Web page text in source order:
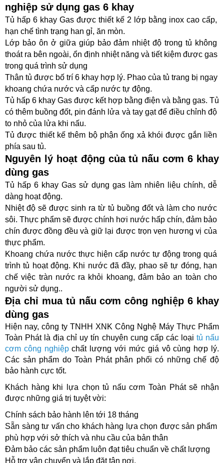
nghiệp sử dụng gas 6 khay
Tủ hấp 6 khay Gas được thiết kế 2 lớp bằng inox cao cấp,
hạn chế tình trạng han gỉ, ăn mòn.
Lớp bảo ôn ở giữa giúp bảo đảm nhiệt độ trong tủ không
thoát ra bên ngoài, ổn định nhiệt năng và tiết kiệm được gas
trong quá trình sử dụng
Thân tủ được bố trí 6 khay hợp lý. Phao của tủ trang bị ngay
khoang chứa nước và cấp nước tự động.
Tủ hấp 6 khay Gas được kết hợp bằng điện và bằng gas. Tủ
có thêm buồng đốt, pin đánh lửa và tay gạt để điều chỉnh độ
to nhỏ của lửa khi nấu.
Tủ được thiết kế thêm bộ phận ống xả khói được gắn liền
phía sau tủ.
Nguyên lý hoạt động của tủ nấu cơm 6 khay
dùng gas
Tủ hấp 6 khay Gas sử dụng gas làm nhiên liệu chính, dễ
dàng hoạt động.
Nhiệt độ sẽ được sinh ra từ tủ buồng đốt và làm cho nước
sôi. Thực phẩm sẽ được chính hơi nước hấp chín, đảm bảo
chín được đồng đều và giữ lại được trọn vẹn hương vị của
thực phẩm.
Khoang chứa nước thực hiện cấp nước tự động trong quá
trình tủ hoạt động. Khi nước đã đầy, phao sẽ tự đóng, hạn
chế việc tràn nước ra khỏi khoang, đảm bảo an toàn cho
người sử dụng..
Địa chỉ mua tủ nấu cơm công nghiệp 6 khay
dùng gas
Hiện nay, công ty TNHH XNK Công Nghệ Máy Thực Phẩm
Toàn Phát là địa chỉ uy tín chuyên cung cấp các loại tủ nấu
cơm công nghiệp chất lượng với mức giá vô cùng hợp lý.
Các sản phẩm do Toàn Phát phân phối có những chế độ
bảo hành cực tốt.
Khách hàng khi lựa chọn tủ nấu cơm Toàn Phát sẽ nhận
được những giá trị tuyệt vời:
Chính sách bảo hành lên tới 18 tháng
Sẵn sàng tư vấn cho khách hàng lựa chọn được sản phẩm
phù hợp với sở thích và nhu cầu của bản thân
Đảm bảo các sản phẩm luôn đạt tiêu chuẩn về chất lượng
Hỗ trợ vận chuyển và lắp đặt tận nơi.